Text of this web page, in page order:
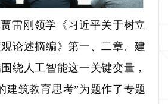
雷刚领学《习近平关于树立
论述摘编》第一、二章。建
绕人工智能这一关键变量，
建筑教育思考”为题作了专题